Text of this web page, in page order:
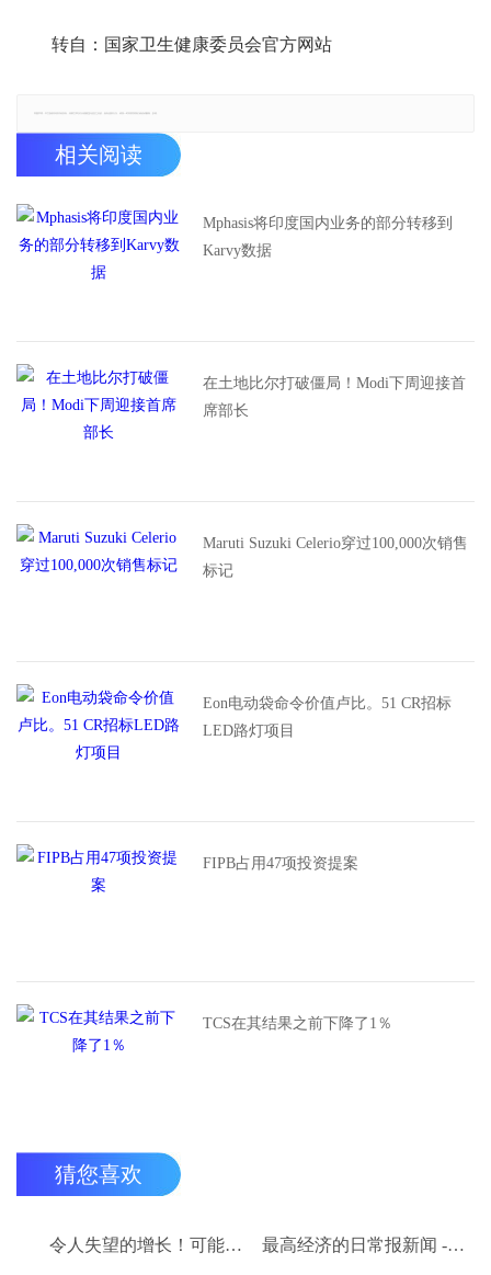
转自：国家卫生健康委员会官方网站
相关阅读
Mphasis将印度国内业务的部分转移到
Karvy数据
在土地比尔打破僵局！Modi下周迎接首
席部长
Maruti Suzuki Celerio穿过100,000次销售
标记
Eon电动袋命令价值卢比。51 CR招标
LED路灯项目
FIPB占用47项投资提案
TCS在其结果之前下降了1％
猜您喜欢
令人失望的增长！可能在下面的估计值为2.7％ 最高经济的日常报新闻 - 2015年7月9日